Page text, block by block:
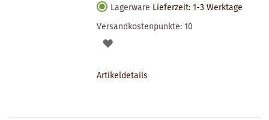
Lagerware Lieferzeit: 1-3 Werktage
Versandkostenpunkte:10
AUF
Artikeldetails